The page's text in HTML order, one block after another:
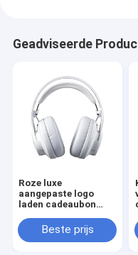
Geadviseerde
Roze luxe
aangepaste logo
laden cadeaubon
verpakkingsdoos
Beste prijs